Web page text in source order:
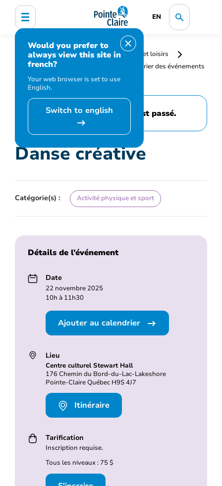
EN
Would you prefer to
always view this site in
french?
Your web browser is set to use
English.
Switch to english
Accueil
Bibliothèque, culture, sports et loisirs
Programmation et inscription
Calendrier des événements
et activités
Danse créative
Cet événement est passé.
Danse créative
Catégorie(s) : Activité physique et sport
Détails de l’événement
Date
22 novembre 2025
10h à 11h30
Ajouter au calendrier
Lieu
Centre culturel Stewart Hall
176 Chemin du Bord-du-Lac-Lakeshore
Pointe-Claire Québec H9S 4J7
Itinéraire
Tarification
Inscription requise.
Tous les niveaux : 75 $